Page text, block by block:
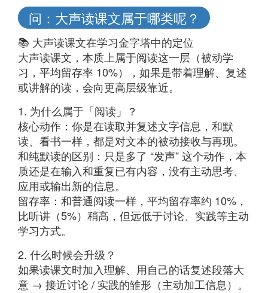
问：大声读课文属于哪类呢？
📚 大声读课文在学习金字塔中的定位
大声读课文，本质上属于阅读这一层（被动学
习，平均留存率 10%），如果是带着理解、复述
或讲解的读，会向更高层级靠近。
1. 为什么属于「阅读」？
核心动作：你是在读取并复述文字信息，和默
读、看书一样，都是对文本的被动接收与再现。
和纯默读的区别：只是多了 “发声” 这个动作，本
质还是在输入和重复已有内容，没有主动思考、
应用或输出新的信息。
留存率：和普通阅读一样，平均留存率约 10%，
比听讲（5%）稍高，但远低于讨论、实践等主动
学习方式。
2. 什么时候会升级？
如果读课文时加入理解、用自己的话复述段落大
意 → 接近讨论 / 实践的雏形（主动加工信息）。